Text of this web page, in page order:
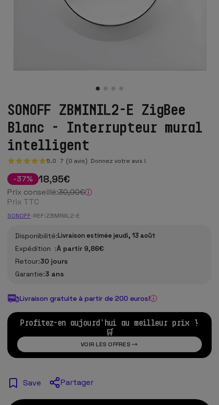
SONOFF ZBMINIL2-E ZigBee
Blanc - Interrupteur mural
intelligent
5.0 7 (0 avis) Donnez votre avis !
-37% 18,95€
Prix conseillé:30,00€
Prix TTC
SONOFF-REF:ZBMINIL2-E
Disponibilité:Livraison estimée jeudi, 13 août
Expédition :À partir 9,86€
Retour:30 jours
Garantie:3 ans
Livraison gratuite à partir de 200 euros!
Profitez-en aujourd'hui au meilleur prix !
🛒
VOIR LES OFFRES
Save Partager